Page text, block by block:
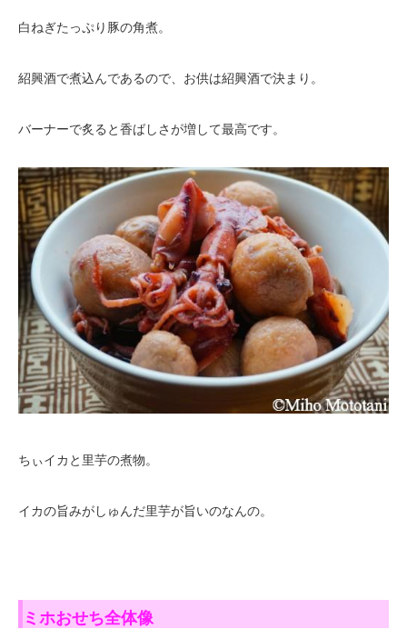
白ねぎたっぷり豚の角煮。
紹興酒で煮込んであるので、お供は紹興酒で決まり。
バーナーで炙ると香ばしさが増して最高です。
ちぃイカと里芋の煮物。
イカの旨みがしゅんだ里芋が旨いのなんの。
ミホおせち全体像